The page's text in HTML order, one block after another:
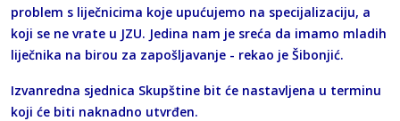
problem s liječnicima koje upućujemo na specijalizaciju, a
koji se ne vrate u JZU. Jedina nam je sreća da imamo mladih
liječnika na birou za zapošljavanje - rekao je Šibonjić.
Izvanredna sjednica Skupštine bit će nastavljena u terminu
koji će biti naknadno utvrđen.